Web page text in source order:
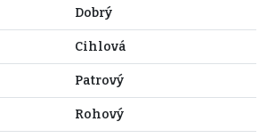
Dobrý
Cihlová
Patrový
Rohový